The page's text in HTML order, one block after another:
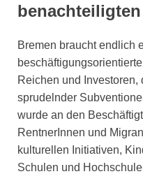
Bremen braucht endlich
Reichen und
sprudelnder
wurde an den
RentnerInnen und
kulturellen Initiativen,
Schulen und